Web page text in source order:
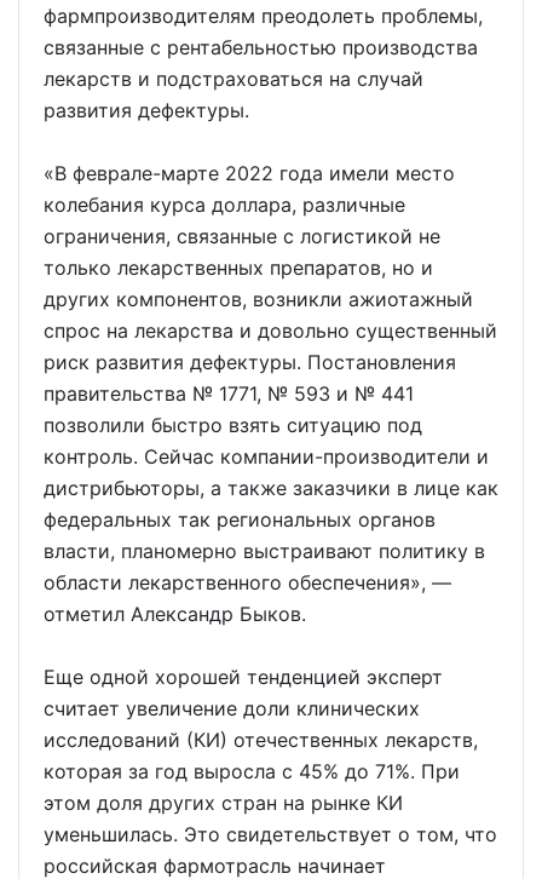
фармпроизводителям преодолеть проблемы,
связанные с рентабельностью производства
лекарств и подстраховаться на случай
развития дефектуры.
«В феврале-марте 2022 года имели место
колебания курса доллара, различные
ограничения, связанные с логистикой не
только лекарственных препаратов, но и
других компонентов, возникли ажиотажный
спрос на лекарства и довольно существенный
риск развития дефектуры. Постановления
правительства № 1771, № 593 и № 441
позволили быстро взять ситуацию под
контроль. Сейчас компании-производители и
дистрибьюторы, а также заказчики в лице как
федеральных так региональных органов
власти, планомерно выстраивают политику в
области лекарственного обеспечения», —
отметил Александр Быков.
Еще одной хорошей тенденцией эксперт
считает увеличение доли клинических
исследований (КИ) отечественных лекарств,
которая за год выросла с 45% до 71%. При
этом доля других стран на рынке КИ
уменьшилась. Это свидетельствует о том, что
российская фармотрасль начинает